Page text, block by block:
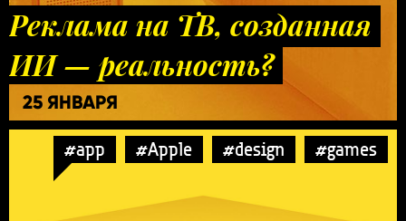
Реклама на ТВ, созданная
ИИ — реальность?
25 ЯНВАРЯ
#app #Apple #design #games